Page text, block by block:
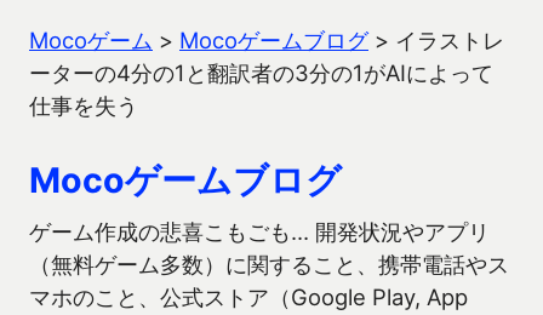
Mocoゲーム > Mocoゲームブログ> イラストレ
ーターの4分の1と翻訳者の3分の1がAIによって
仕事を失う
Mocoゲームブログ
ゲーム作成の悲喜こもごも… 開発状況やアプリ
（無料ゲーム多数）に関すること、携帯電話やス
マホのこと、公式ストア（Google Play, App